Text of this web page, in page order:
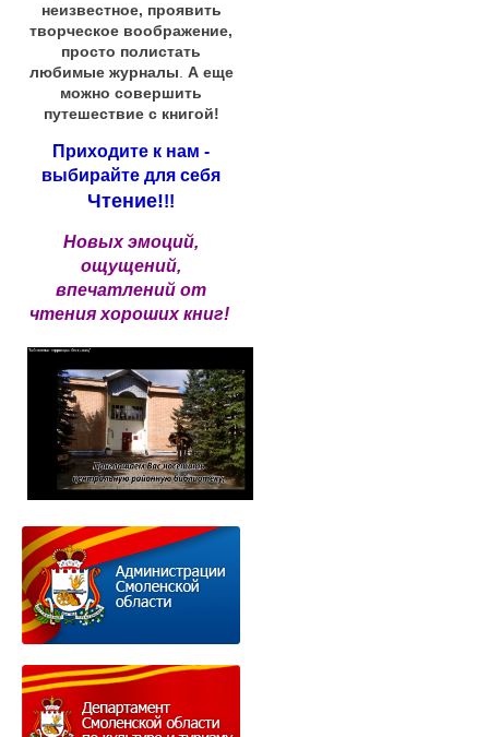
неизвестное, проявить
творческое воображение,
просто полистать
любимые журналы А еще
можно совершить
путешествие с книгой!
Приходите к нам -
выбирайте для себя
Чтение!!!
Новых эмоций,
ощущений,
впечатлений от
чтения хороших книг!